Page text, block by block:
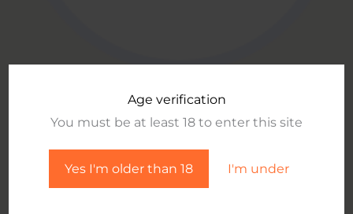
Age verification
You must be at least 18 to enter this site
Yes I'm older than 18 I'm under